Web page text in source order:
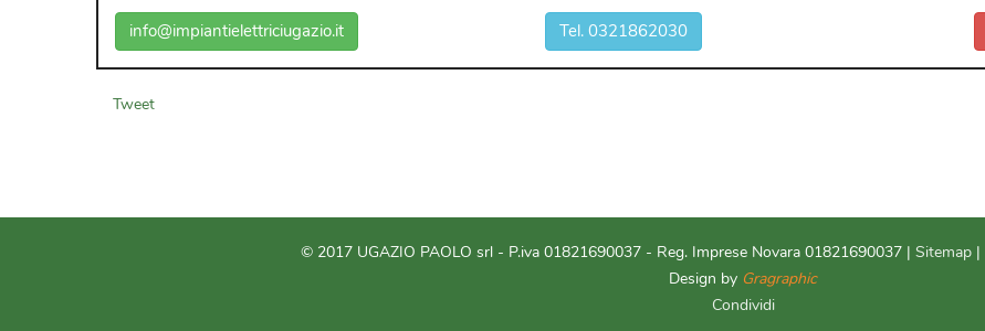
info@impiantielettriciugazio.it Tel. 0321862030
Tweet
© 2017 UGAZIO PAOLO srl - P.iva 01821690037 - Reg. Imprese Novara 01821690037 | Sitemap |
Design by Gragraphic
Condividi